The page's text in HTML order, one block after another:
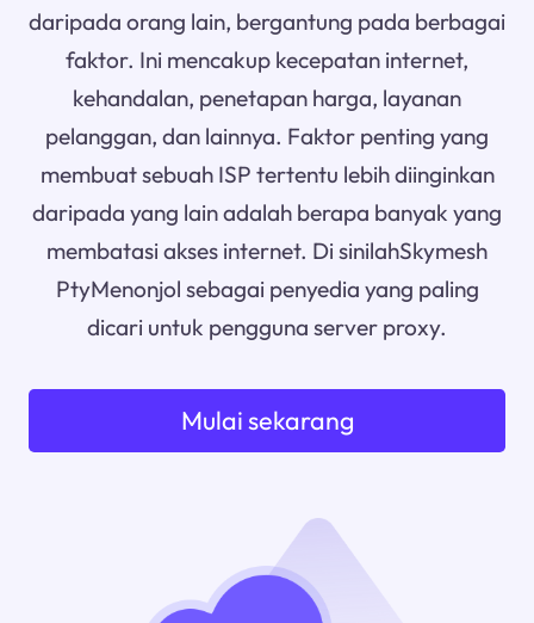
daripada orang lain, bergantung pada berbagai
faktor. Ini mencakup kecepatan internet,
kehandalan, penetapan harga, layanan
pelanggan, dan lainnya. Faktor penting yang
membuat sebuah ISP tertentu lebih diinginkan
daripada yang lain adalah berapa banyak yang
membatasi akses internet. Di sinilahSkymesh
PtyMenonjol sebagai penyedia yang paling
dicari untuk pengguna server proxy.
Mulai sekarang